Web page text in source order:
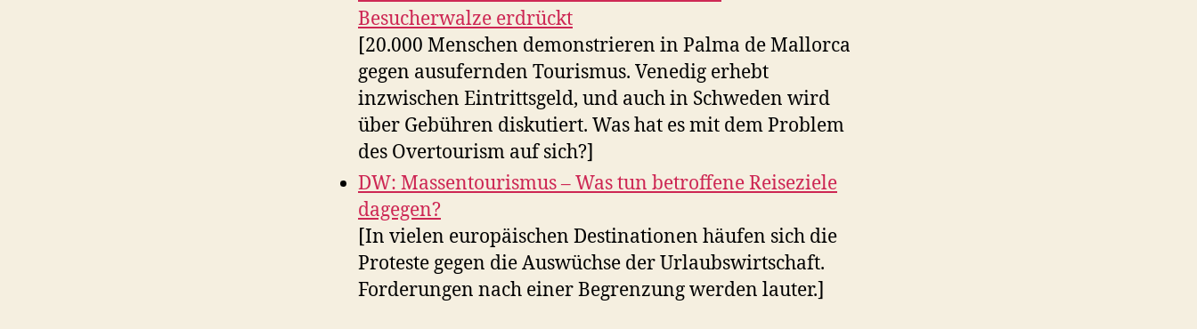
Besucherwalze erdrückt
[20.000 Menschen demonstrieren in Palma de Mallorca
gegen ausufernden Tourismus. Venedig erhebt
inzwischen Eintrittsgeld, und auch in Schweden wird
über Gebühren diskutiert. Was hat es mit dem Problem
des Overtourism auf sich?]
DW: Massentourismus – Was tun betroffene Reiseziele
dagegen?
[In vielen europäischen Destinationen häufen sich die
Proteste gegen die Auswüchse der Urlaubswirtschaft.
Forderungen nach einer Begrenzung werden lauter.]